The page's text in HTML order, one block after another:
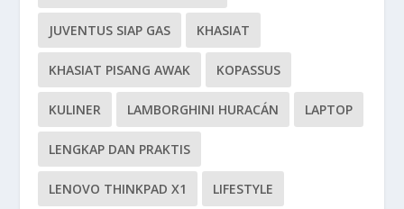
JUVENTUS SIAP GAS KHASIAT
KHASIAT PISANG AWAK KOPASSUS
KULINER LAMBORGHINI HURACÁN LAPTOP
LENGKAP DAN PRAKTIS
LENOVO THINKPAD X1 LIFESTYLE